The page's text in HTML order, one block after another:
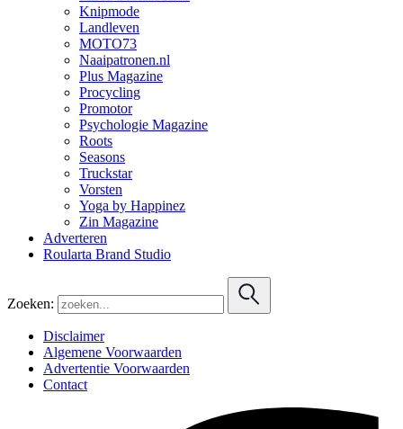
Knipmode
Landleven
MOTO73
Naaipatronen.nl
Plus Magazine
Procycling
Promotor
Psychologie Magazine
Roots
Seasons
Truckstar
Vorsten
Yoga by Happinez
Zin Magazine
Adverteren
Roularta Brand Studio
Zoeken:
Disclaimer
Algemene Voorwaarden
Advertentie Voorwaarden
Contact